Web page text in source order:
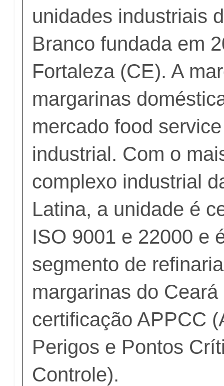
unidades industriais
Branco fundada em
Fortaleza (CE). A
margarinas
mercado food
industrial. Com o
complexo industrial
Latina, a unidade é
ISO 9001 e 22000 e
segmento de
margarinas do
certificação APPCC
Perigos e Pontos
Controle).